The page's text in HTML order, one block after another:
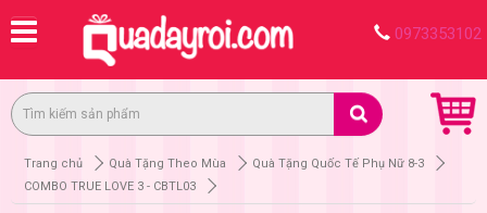
0973353102
Trang chủ Quà Tặng Theo Mùa
Quà Tặng Quốc Tế Phụ Nữ 8-3
COMBO TRUE LOVE 3 - CBTL03